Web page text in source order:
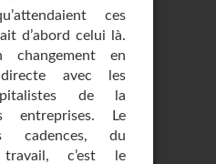
ces
d’abord celui là.
changement en
avec les
de la
entreprises. Le
cadences, du
c’est le